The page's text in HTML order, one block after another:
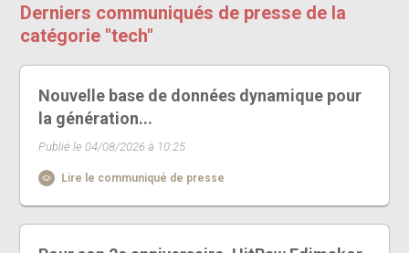
Derniers communiqués de presse de la
catégorie "tech"
Nouvelle base de données dynamique pour
la génération...
Publié le 04/08/2026 à 10:25
Lire le communiqué de presse